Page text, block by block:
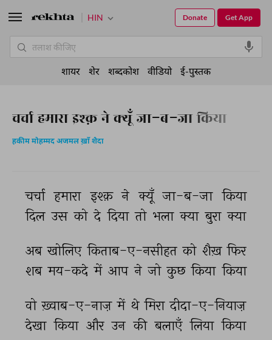
चर्चा हमारा इश्क़ ने क्यूँ जा-ब-जा किया
हकीम मोहम्मद अजमल ख़ाँ शैदा
चर्चा हमारा इश्क़ ने क्यूँ जा-ब-जा किया
दिल उस को दे दिया तो भला क्या बुरा क्या
अब खोलिए किताब-ए-नसीहत को शैख़ फिर
शब मय-कदे में आप ने जो कुछ किया किया
वो ख़्वाब-ए-नाज़ में थे मिरा दीदा-ए-नियाज़
देखा किया और उन की बलाएँ लिया किया
HIN Get App
Donate
शायर शेर शब्दकोश वीडियो ई-पुस्तक